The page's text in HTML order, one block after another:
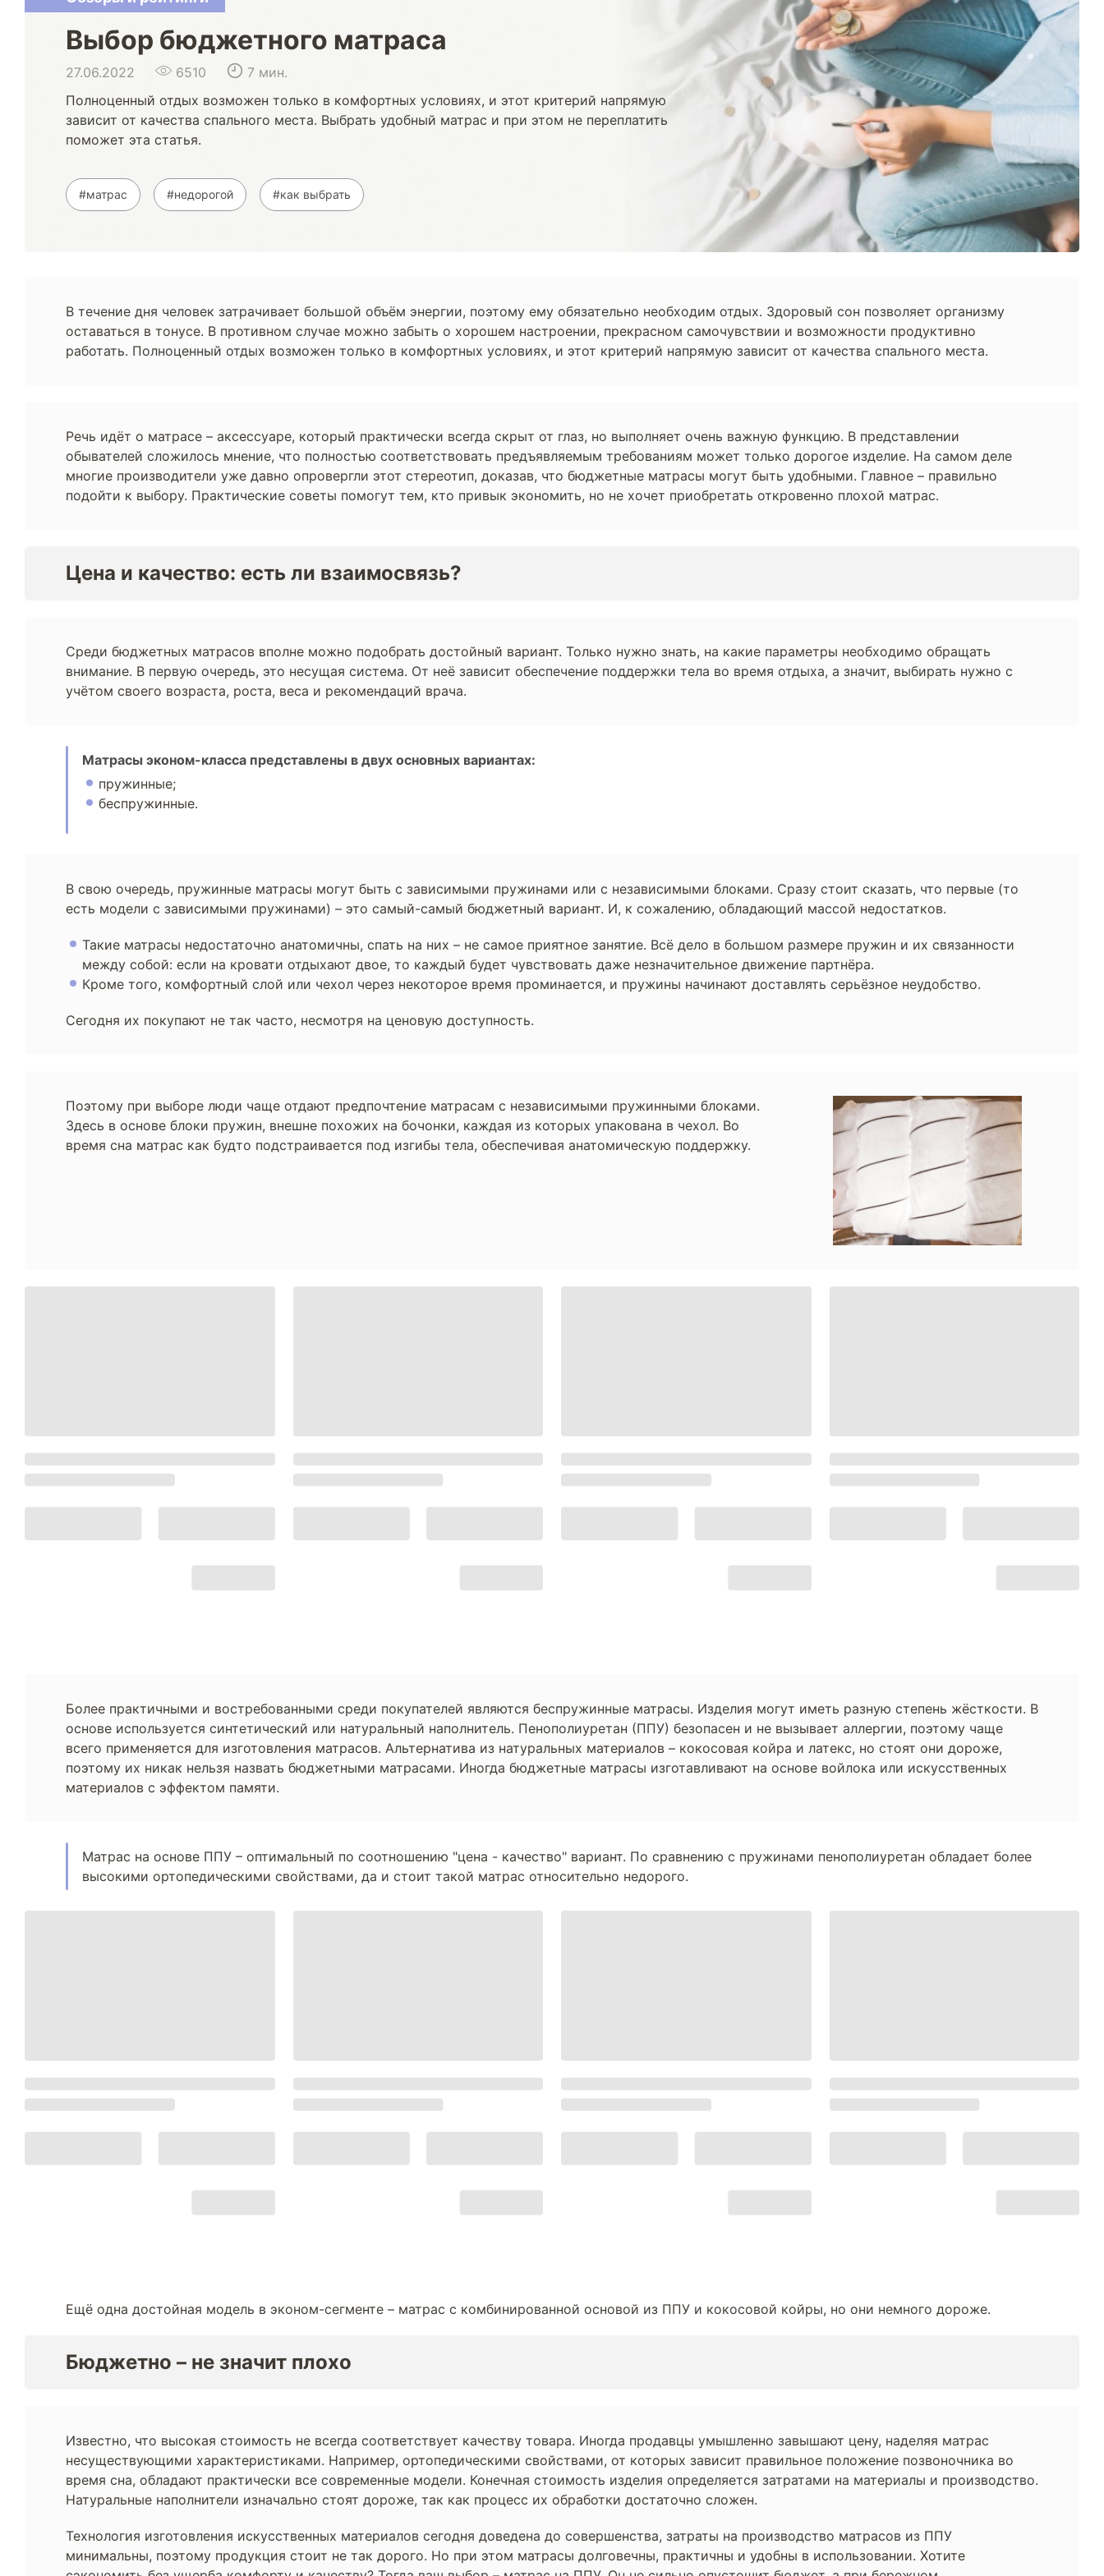
Выбор бюджетного матраса
27.06.2022 6510
7 мин.
Полноценный отдых возможен только в комфортных условиях, и этот критерий напрямую
зависит от качества спального места. Выбрать удобный матрас и при этом не переплатить
поможет эта статья.
#матрас #недорогой #как выбрать
В течение дня человек затрачивает большой объём энергии, поэтому ему обязательно необходим отдых. Здоровый сон позволяет организму
оставаться в тонусе. В противном случае можно забыть о хорошем настроении, прекрасном самочувствии и возможности продуктивно
работать. Полноценный отдых возможен только в комфортных условиях, и этот критерий напрямую зависит от качества спального места.
Речь идёт о матрасе – аксессуаре, который практически всегда скрыт от глаз, но выполняет очень важную функцию. В представлении
обывателей сложилось мнение, что полностью соответствовать предъявляемым требованиям может только дорогое изделие. На самом деле
многие производители уже давно опровергли этот стереотип, доказав, что бюджетные матрасы могут быть удобными. Главное – правильно
подойти к выбору. Практические советы помогут тем, кто привык экономить, но не хочет приобретать откровенно плохой матрас.
Цена и качество: есть ли взаимосвязь?
Среди бюджетных матрасов вполне можно подобрать достойный вариант. Только нужно знать, на какие параметры необходимо обращать
внимание. В первую очередь, это несущая система. От неё зависит обеспечение поддержки тела во время отдыха, а значит, выбирать нужно с
учётом своего возраста, роста, веса и рекомендаций врача.
Матрасы эконом-класса представлены в двух основных вариантах:
пружинные;
беспружинные.
В свою очередь, пружинные матрасы могут быть с зависимыми пружинами или с независимыми блоками. Сразу стоит сказать, что первые (то
есть модели с зависимыми пружинами) – это самый-самый бюджетный вариант. И, к сожалению, обладающий массой недостатков.
Такие матрасы недостаточно анатомичны, спать на них – не самое приятное занятие. Всё дело в большом размере пружин и их связанности
между собой: если на кровати отдыхают двое, то каждый будет чувствовать даже незначительное движение партнёра.
Кроме того, комфортный слой или чехол через некоторое время проминается, и пружины начинают доставлять серьёзное неудобство.
Сегодня их покупают не так часто, несмотря на ценовую доступность.
Поэтому при выборе люди чаще отдают предпочтение матрасам с независимыми пружинными блоками.
Здесь в основе блоки пружин, внешне похожих на бочонки, каждая из которых упакована в чехол. Во
время сна матрас как будто подстраивается под изгибы тела, обеспечивая анатомическую поддержку.
Более практичными и востребованными среди покупателей являются беспружинные матрасы. Изделия могут иметь разную степень жёсткости. В
основе используется синтетический или натуральный наполнитель. Пенополиуретан (ППУ) безопасен и не вызывает аллергии, поэтому чаще
всего применяется для изготовления матрасов. Альтернатива из натуральных материалов – кокосовая койра и латекс, но стоят они дороже,
поэтому их никак нельзя назвать бюджетными матрасами. Иногда бюджетные матрасы изготавливают на основе войлока или искусственных
материалов с эффектом памяти.
Матрас на основе ППУ – оптимальный по соотношению "цена - качество" вариант. По сравнению с пружинами пенополиуретан обладает более
высокими ортопедическими свойствами, да и стоит такой матрас относительно недорого.
Ещё одна достойная модель в эконом-сегменте – матрас с комбинированной основой из ППУ и кокосовой койры, но они немного дороже.
Бюджетно – не значит плохо
Известно, что высокая стоимость не всегда соответствует качеству товара. Иногда продавцы умышленно завышают цену, наделяя матрас
несуществующими характеристиками. Например, ортопедическими свойствами, от которых зависит правильное положение позвоночника во
время сна, обладают практически все современные модели. Конечная стоимость изделия определяется затратами на материалы и производство.
Натуральные наполнители изначально стоят дороже, так как процесс их обработки достаточно сложен.
Технология изготовления искусственных материалов сегодня доведена до совершенства, затраты на производство матрасов из ППУ
минимальны, поэтому продукция стоит не так дорого. Но при этом матрасы долговечны, практичны и удобны в использовании. Хотите